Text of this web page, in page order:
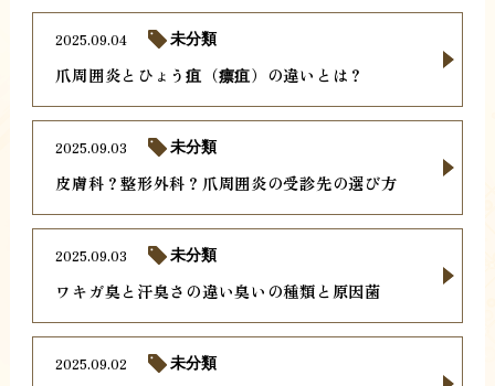
爪周囲炎とひょう疽（瘭疽）の違いとは？
2025.09.04 未分類
皮膚科？整形外科？爪周囲炎の受診先の選び方
2025.09.03 未分類
ワキガ臭と汗臭さの違い臭いの種類と原因菌
2025.09.03 未分類
2025.09.02 未分類